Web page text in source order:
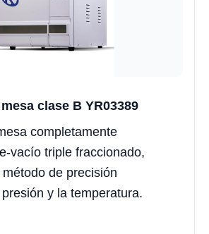
clase B YR03389
completamente
vacío triple fraccionado,
de precisión
y la temperatura.